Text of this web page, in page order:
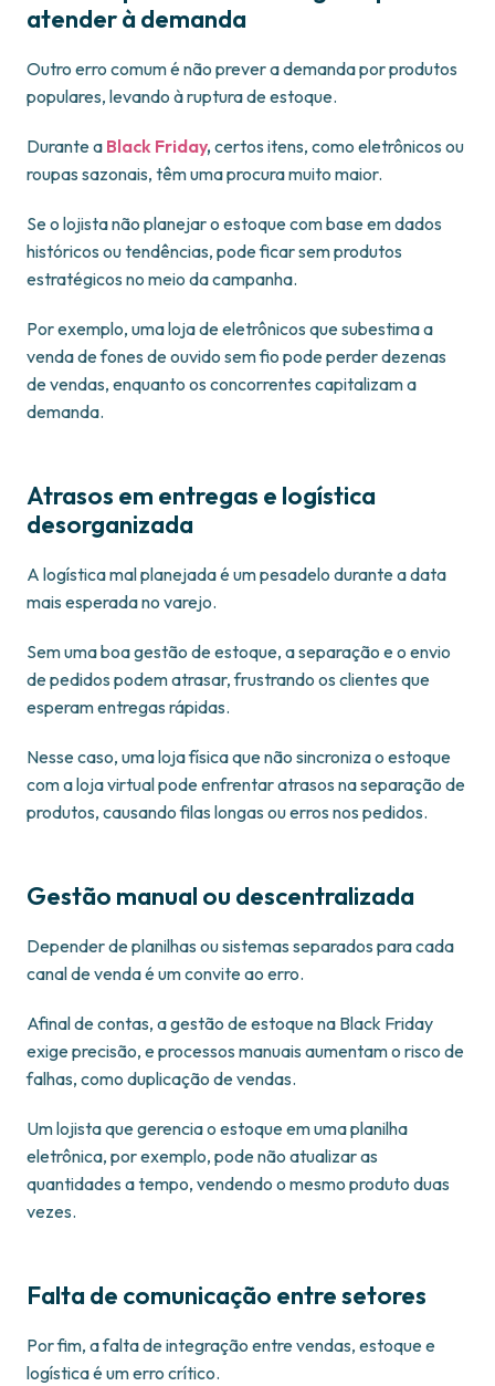
atender à demanda
Outro erro comum é não prever a demanda por produtos
populares, levando à ruptura de estoque.
Durante a Black Friday, certos itens, como eletrônicos ou
roupas sazonais, têm uma procura muito maior.
Se o lojista não planejar o estoque com base em dados
históricos ou tendências, pode ficar sem produtos
estratégicos no meio da campanha.
Por exemplo, uma loja de eletrônicos que subestima a
venda de fones de ouvido sem fio pode perder dezenas
de vendas, enquanto os concorrentes capitalizam a
demanda.
Atrasos em entregas e logística
desorganizada
A logística mal planejada é um pesadelo durante a data
mais esperada no varejo.
Sem uma boa gestão de estoque, a separação e o envio
de pedidos podem atrasar, frustrando os clientes que
esperam entregas rápidas.
Nesse caso, uma loja física que não sincroniza o estoque
com a loja virtual pode enfrentar atrasos na separação de
produtos, causando filas longas ou erros nos pedidos.
Gestão manual ou descentralizada
Depender de planilhas ou sistemas separados para cada
canal de venda é um convite ao erro.
Afinal de contas, a gestão de estoque na Black Friday
exige precisão, e processos manuais aumentam o risco de
falhas, como duplicação de vendas.
Um lojista que gerencia o estoque em uma planilha
eletrônica, por exemplo, pode não atualizar as
quantidades a tempo, vendendo o mesmo produto duas
vezes.
Falta de comunicação entre setores
Por fim, a falta de integração entre vendas, estoque e
logística é um erro crítico.